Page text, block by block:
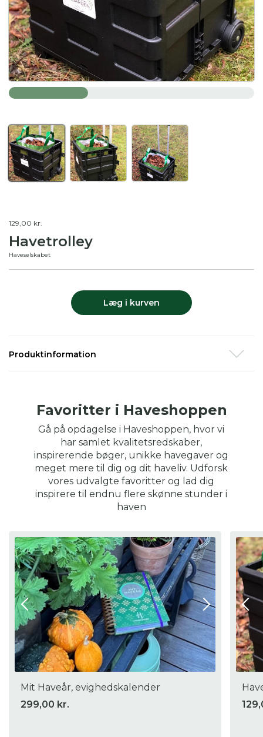
129,00 kr.
Havetrolley
Haveselskabet
Læg i kurven
Produktinformation
Udfoldet: Ca. 38 x 32 x 35 cm + håndtag.
Sammenklappet
: 38 x 35 x 8 cm
*Posen på billedet medfølger ikke.
Favoritter i Haveshoppen
Gå på opdagelse i Haveshoppen, hvor vi
har samlet kvalitetsredskaber,
inspirerende bøger, unikke havegaver og
meget mere til dig og dit haveliv. Udforsk
vores udvalgte favoritter og lad dig
inspirere til endnu flere skønne stunder i
haven
Mit Haveår, evighedskalender
299,00 kr.